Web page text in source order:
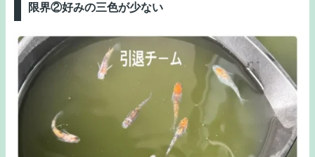
限界②好みの三色が少ない